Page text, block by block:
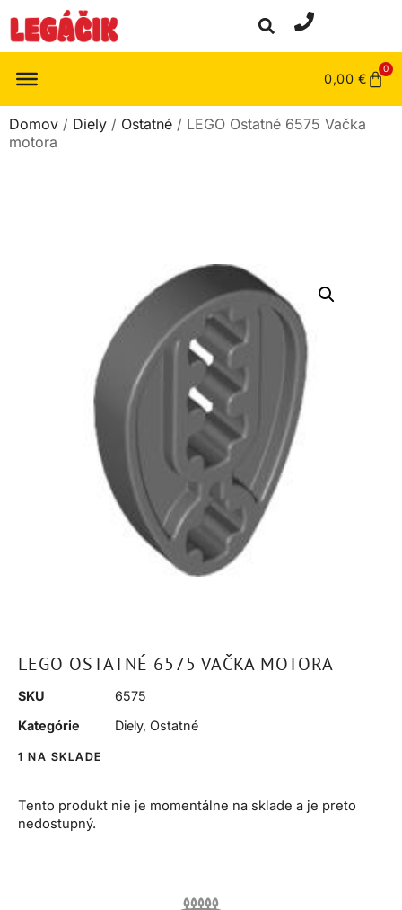
0,00 €
0
Domov / Diely / Ostatné / LEGO Ostatné 6575 Vačka
motora
LEGO OSTATNÉ 6575 VAČKA MOTORA
SKU
6575
Kategórie
Diely, Ostatné
1 NA SKLADE
Tento produkt nie je momentálne na sklade a je preto
nedostupný.